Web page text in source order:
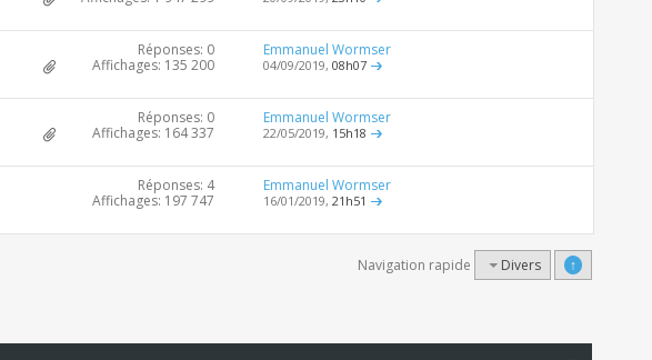
Réponses: 0
Affichages: 135 200
Emmanuel Wormser
04/09/2019,08h07
Réponses: 0
Affichages: 164 337
Emmanuel Wormser
22/05/2019, 15h18
Réponses: 4
Affichages: 197 747
Emmanuel Wormser
16/01/2019,21h51
Navigation rapide Divers ↑